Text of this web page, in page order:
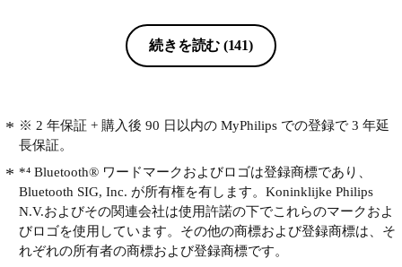
ーとしての機能は停滞しているので、
さらなる深剃りで肌ケアが可能な製品
が出てくることを楽しみにしておりま
続きを読む (141)
※ 2 年保証 + 購入後 90 日以内の MyPhilips での登録で 3 年延
長保証。
*⁴ Bluetooth® ワードマークおよびロゴは登録商標であり、
Bluetooth SIG, Inc. が所有権を有します。Koninklijke Philips
N.V.およびその関連会社は使用許諾の下でこれらのマークおよ
びロゴを使用しています。その他の商標および登録商標は、そ
れぞれの所有者の商標および登録商標です。